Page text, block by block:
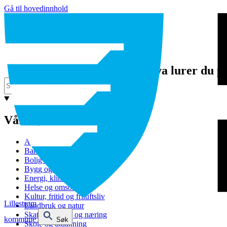
Gå til hovedinnhold
Lillestrøm
kommune
Søk
Hva lurer du
Våre tjenester
Avfall og gjenvinning
Barnehage
Bolig og sosiale tjenester
Bygg og eiendom
Energi, klima og miljø
Helse og omsorg
Kultur, fritid og friluftsliv
Landbruk og natur
Skatt, bevilling og næring
Skole og utdanning